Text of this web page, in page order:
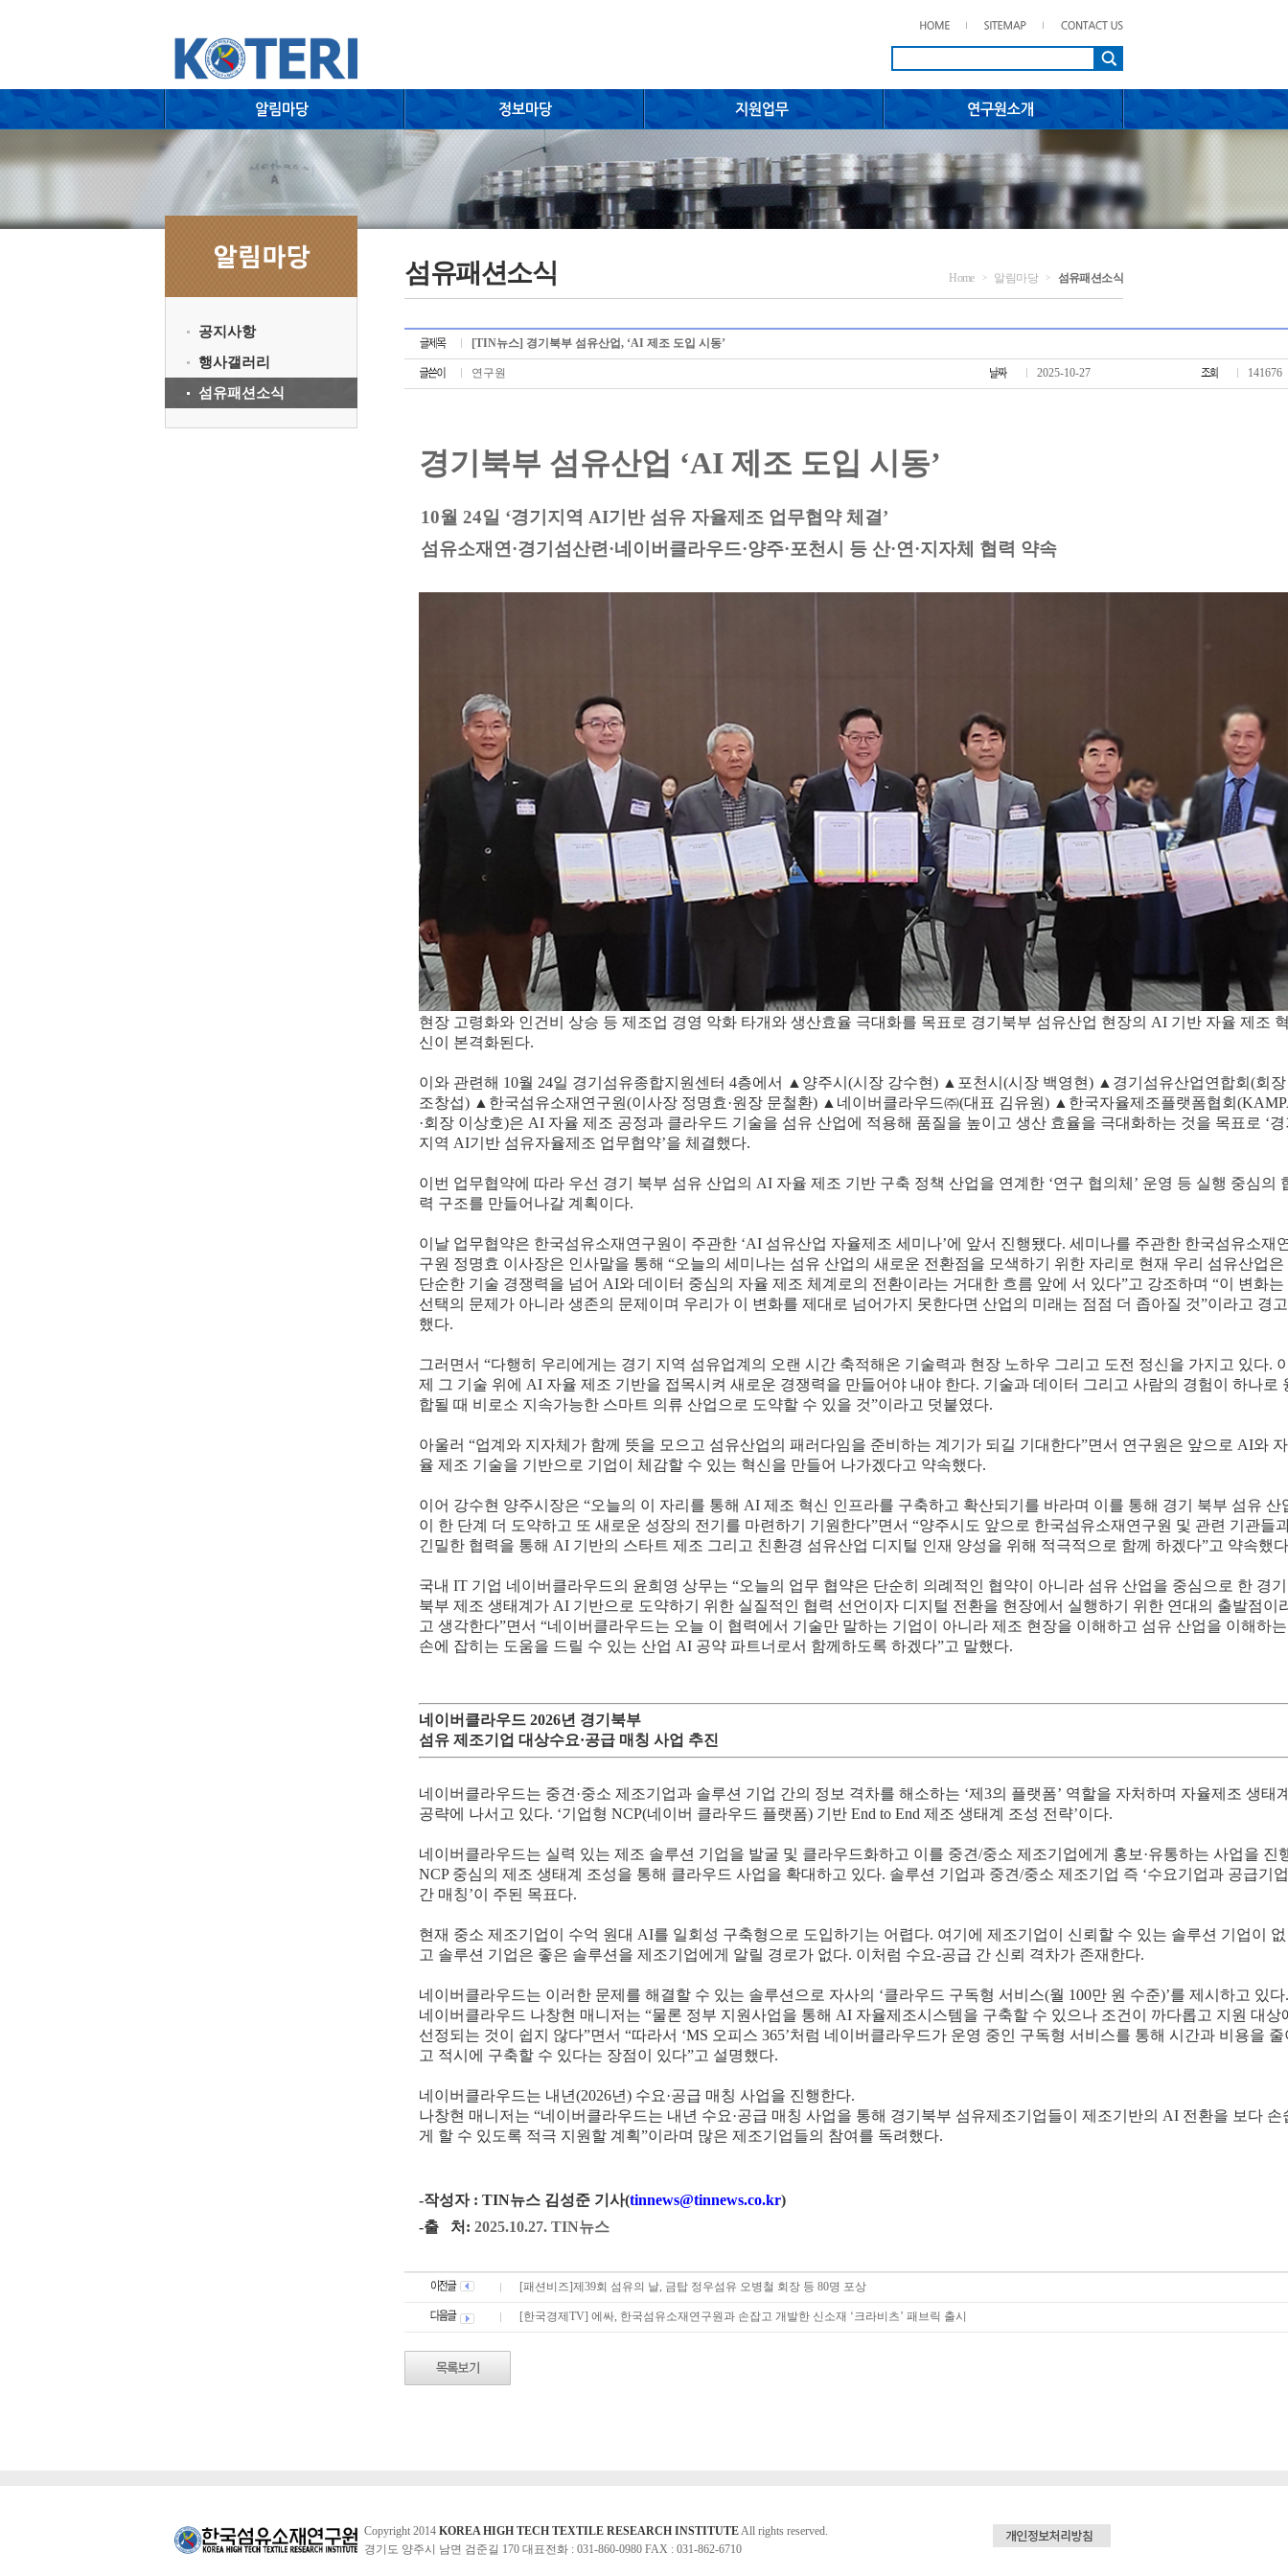
공지사항
행사갤러리
섬유패션소식
섬유패션소식 Home > 알림마당 > 섬유패션소식
[TIN뉴스] 경기북부 섬유산업, ‘AI 제조 도입 시동’
연구원 2025-10-27 141676
경기북부 섬유산업 ‘AI 제조 도입 시동’
10월 24일 ‘경기지역 AI기반 섬유 자율제조 업무협약 체결’
섬유소재연·경기섬산련·네이버클라우드·양주·포천시 등 산·연·지자체 협력 약속
현장 고령화와 인건비 상승 등 제조업 경영 악화 타개와 생산효율 극대화를 목표로 경기북부 섬유산업 현장의 AI 기반 자율 제조
신이 본격화된다.
이와 관련해 10월 24일 경기섬유종합지원센터 4층에서 ▲양주시(시장 강수현) ▲포천시(시장 백영현) ▲경기섬유산업연합회(회장
조창섭) ▲한국섬유소재연구원(이사장 정명효·원장 문철환) ▲네이버클라우드㈜(대표 김유원) ▲한국자율제조플랫폼협회
·회장 이상호)은 AI 자율 제조 공정과 클라우드 기술을 섬유 산업에 적용해 품질을 높이고 생산 효율을 극대화하는 것을 목표로 ‘
지역 AI기반 섬유자율제조 업무협약’을 체결했다.
이번 업무협약에 따라 우선 경기 북부 섬유 산업의 AI 자율 제조 기반 구축 정책 산업을 연계한 ‘연구 협의체’ 운영 등 실행 중심의
력 구조를 만들어나갈 계획이다.
이날 업무협약은 한국섬유소재연구원이 주관한 ‘AI 섬유산업 자율제조 세미나’에 앞서 진행됐다. 세미나를 주관한 한국섬유소재
구원 정명효 이사장은 인사말을 통해 “오늘의 세미나는 섬유 산업의 새로운 전환점을 모색하기 위한 자리로 현재 우리 섬유산업은
단순한 기술 경쟁력을 넘어 AI와 데이터 중심의 자율 제조 체계로의 전환이라는 거대한 흐름 앞에 서 있다”고 강조하며 “이 변화는
선택의 문제가 아니라 생존의 문제이며 우리가 이 변화를 제대로 넘어가지 못한다면 산업의 미래는 점점 더 좁아질 것”이라고 경고
했다.
그러면서 “다행히 우리에게는 경기 지역 섬유업계의 오랜 시간 축적해온 기술력과 현장 노하우 그리고 도전 정신을 가지고 있다.
제 그 기술 위에 AI 자율 제조 기반을 접목시켜 새로운 경쟁력을 만들어야 내야 한다. 기술과 데이터 그리고 사람의 경험이 하나로
합될 때 비로소 지속가능한 스마트 의류 산업으로 도약할 수 있을 것”이라고 덧붙였다.
아울러 “업계와 지자체가 함께 뜻을 모으고 섬유산업의 패러다임을 준비하는 계기가 되길 기대한다”면서 연구원은 앞으로 AI와 자
율 제조 기술을 기반으로 기업이 체감할 수 있는 혁신을 만들어 나가겠다고 약속했다.
이어 강수현 양주시장은 “오늘의 이 자리를 통해 AI 제조 혁신 인프라를 구축하고 확산되기를 바라며 이를 통해 경기 북부 섬유 산
이 한 단계 더 도약하고 또 새로운 성장의 전기를 마련하기 기원한다”면서 “양주시도 앞으로 한국섬유소재연구원 및 관련 기관들
긴밀한 협력을 통해 AI 기반의 스타트 제조 그리고 친환경 섬유산업 디지털 인재 양성을 위해 적극적으로 함께 하겠다”고 약속했
국내 IT 기업 네이버클라우드의 윤희영 상무는 “오늘의 업무 협약은 단순히 의례적인 협약이 아니라 섬유 산업을 중심으로 한 경기
북부 제조 생태계가 AI 기반으로 도약하기 위한 실질적인 협력 선언이자 디지털 전환을 현장에서 실행하기 위한 연대의 출발점이
고 생각한다”면서 “네이버클라우드는 오늘 이 협력에서 기술만 말하는 기업이 아니라 제조 현장을 이해하고 섬유 산업을 이해하는
손에 잡히는 도움을 드릴 수 있는 산업 AI 공약 파트너로서 함께하도록 하겠다”고 말했다.
네이버클라우드 2026년 경기북부
섬유 제조기업 대상수요·공급 매칭 사업 추진
네이버클라우드는 중견·중소 제조기업과 솔루션 기업 간의 정보 격차를 해소하는 ‘제3의 플랫폼’ 역할을 자처하며 자율제조 생태
공략에 나서고 있다. ‘기업형 NCP(네이버 클라우드 플랫폼) 기반 End to End 제조 생태계 조성 전략’이다.
네이버클라우드는 실력 있는 제조 솔루션 기업을 발굴 및 클라우드화하고 이를 중견/중소 제조기업에게 홍보·유통하는 사업을 진
NCP 중심의 제조 생태계 조성을 통해 클라우드 사업을 확대하고 있다. 솔루션 기업과 중견/중소 제조기업 즉 ‘수요기업과 공급기업
간 매칭’이 주된 목표다.
현재 중소 제조기업이 수억 원대 AI를 일회성 구축형으로 도입하기는 어렵다. 여기에 제조기업이 신뢰할 수 있는 솔루션 기업이 없
고 솔루션 기업은 좋은 솔루션을 제조기업에게 알릴 경로가 없다. 이처럼 수요-공급 간 신뢰 격차가 존재한다.
네이버클라우드는 이러한 문제를 해결할 수 있는 솔루션으로 자사의 ‘클라우드 구독형 서비스(월 100만 원 수준)’를 제시하고 있다.
네이버클라우드 나창현 매니저는 “물론 정부 지원사업을 통해 AI 자율제조시스템을 구축할 수 있으나 조건이 까다롭고 지원 대상
선정되는 것이 쉽지 않다”면서 “따라서 ‘MS 오피스 365’처럼 네이버클라우드가 운영 중인 구독형 서비스를 통해 시간과 비용을 줄
고 적시에 구축할 수 있다는 장점이 있다”고 설명했다.
네이버클라우드는 내년(2026년) 수요·공급 매칭 사업을 진행한다.
나창현 매니저는 “네이버클라우드는 내년 수요·공급 매칭 사업을 통해 경기북부 섬유제조기업들이 제조기반의 AI 전환을 보다 손
게 할 수 있도록 적극 지원할 계획”이라며 많은 제조기업들의 참여를 독려했다.
-작성자 : TIN뉴스 김성준 기사(tinnews@tinnews.co.kr)
-출 처: 2025.10.27. TIN뉴스
[패션비즈]제39회 섬유의 날, 금탑 정우섬유 오병철 회장 등 80명 포상
[한국경제TV] 에싸, 한국섬유소재연구원과 손잡고 개발한 신소재 ‘크라비츠’ 패브릭 출시
Copyright 2014 KOREA HIGH TECH TEXTILE RESEARCH INSTITUTEAll rights reserved.
경기도 양주시 남면 검준길 170 대표전화 : 031-860-0980 FAX : 031-862-6710